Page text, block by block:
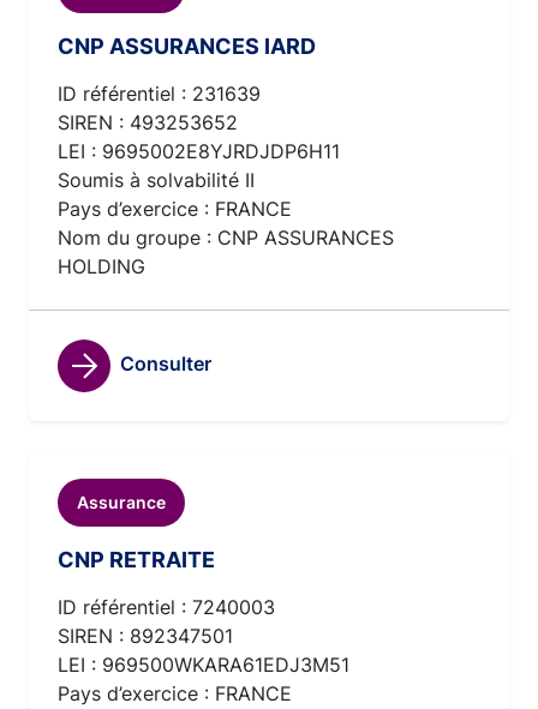
CNP ASSURANCES IARD
ID référentiel : 231639
SIREN : 493253652
LEI : 9695002E8YJRDJDP6H11
Soumis à solvabilité II
Pays d’exercice : FRANCE
Nom du groupe : CNP ASSURANCES
HOLDING
Consulter
Assurance
CNP RETRAITE
ID référentiel : 7240003
SIREN : 892347501
LEI : 969500WKARA61EDJ3M51
Pays d’exercice : FRANCE